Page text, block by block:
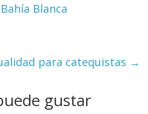
Blanca
para catequistas →
gustar